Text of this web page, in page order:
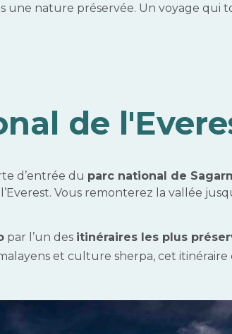
une nature préservée. Un voyage qui
de
d’entrée du parc national de
Vous remonterez la vallée
par l’un des itinéraires les plus
et culture sherpa, cet